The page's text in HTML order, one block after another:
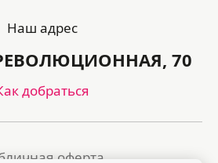
Наш адрес
70
добраться
оферта